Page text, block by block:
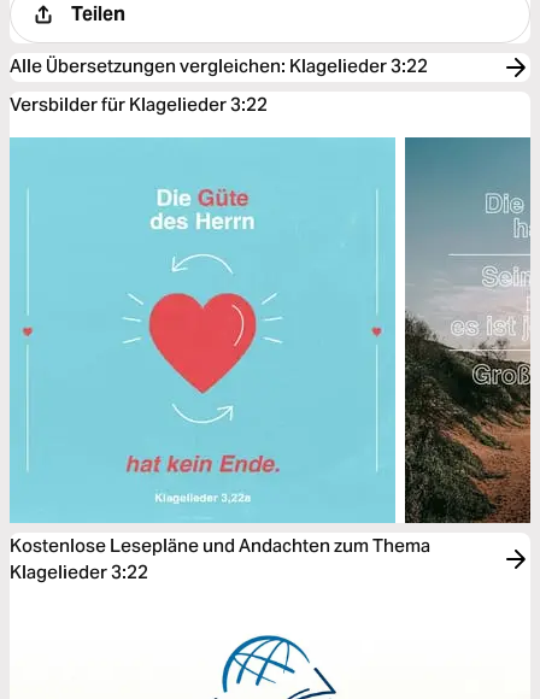
Teilen
Alle Übersetzungen vergleichen: Klagelieder 3:22
Versbilder für Klagelieder 3:22
Kostenlose Lesepläne und Andachten zum Thema
Klagelieder 3:22